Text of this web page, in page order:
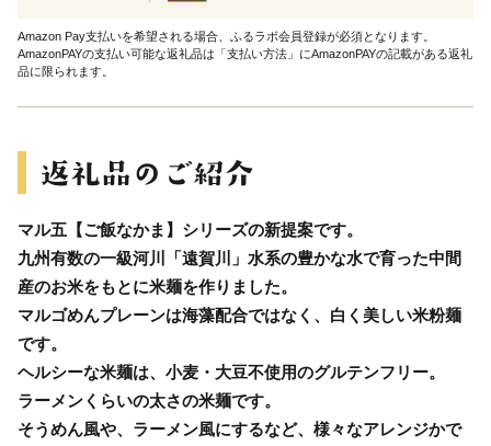
Amazon Pay支払いを希望される場合、ふるラボ会員登録が必須となります。
AmazonPAYの支払い可能な返礼品は「支払い方法」にAmazonPAYの記載がある返礼
品に限られます。
マル五【ご飯なかま】シリーズの新提案です。
九州有数の一級河川「遠賀川」水系の豊かな水で育った中間
産のお米をもとに米麺を作りました。
マルゴめんプレーンは海藻配合ではなく、白く美しい米粉麺
です。
ヘルシーな米麺は、小麦・大豆不使用のグルテンフリー。
ラーメンくらいの太さの米麺です。
そうめん風や、ラーメン風にするなど、様々なアレンジかで